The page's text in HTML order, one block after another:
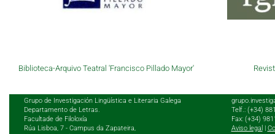
Biblioteca-Arquivo Teatral 'Francisco Pillado Mayor'
Grupo de Investigación Lingüística e Literaria Galega
Departamento de Letras.
Facultade de Filoloxía
Rúa Lisboa, 7 - Campus da Zapateira,
Telf.: (+34)
Fax: (+34)
Aviso legal |